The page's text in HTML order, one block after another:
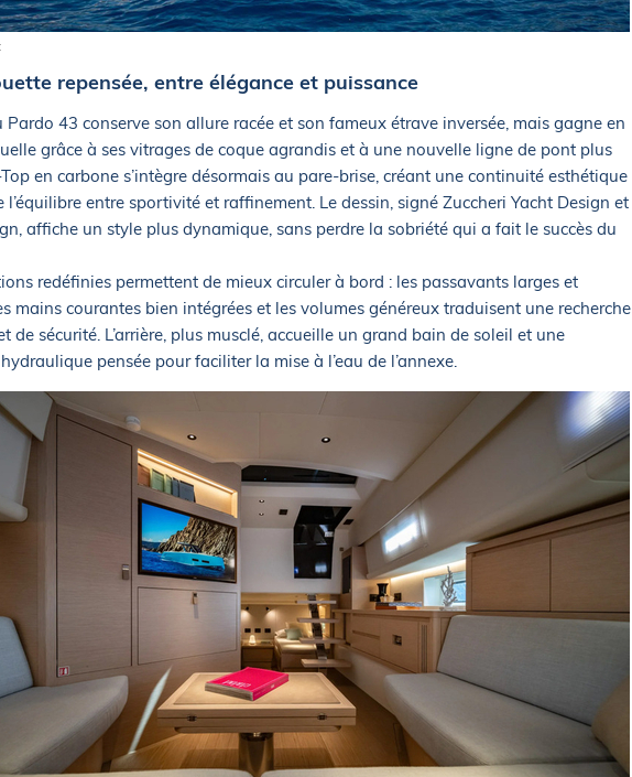
repensée, entre élégance et puissance
Pardo 43 conserve son allure racée et son fameux étrave inversée, mais gagne en
grâce à ses vitrages de coque agrandis et à une nouvelle ligne de pont plus
en carbone s’intègre désormais au pare-brise, créant une continuité esthétique
l’équilibre entre sportivité et raffinement. Le dessin, signé Zuccheri Yacht Design et
affiche un style plus dynamique, sans perdre la sobriété qui a fait le succès du
redéfinies permettent de mieux circuler à bord : les passavants larges et
mains courantes bien intégrées et les volumes généreux traduisent une recherche
de sécurité. L’arrière, plus musclé, accueille un grand bain de soleil et une
pensée pour faciliter la mise à l’eau de l’annexe.